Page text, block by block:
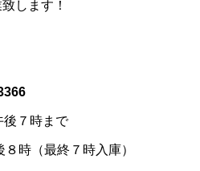
します！
後７時まで
時（最終７時入庫）